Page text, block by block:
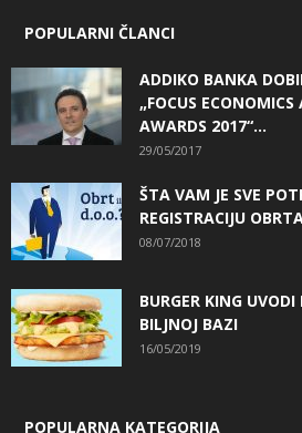
POPULARNI ČLANCI
ADDIKO BANKA
„FOCUS
AWARDS 2017“...
29/05/2017
ŠTA VAM JE SVE
REGISTRACIJU
08/07/2018
BURGER KING
BILJNOJ BAZI
16/05/2019
POPULARNA KATEGORIJA